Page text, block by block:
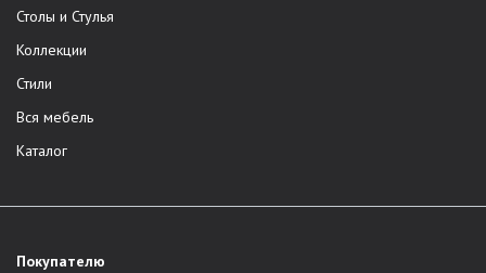
Столы и Стулья
Коллекции
Стили
Вся мебель
Каталог
Покупателю